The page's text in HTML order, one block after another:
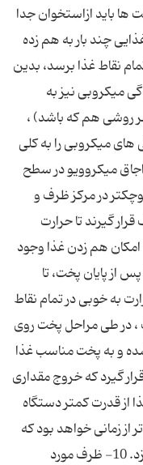
تقسیم شوند . 5- گوشت ها باید ازاستخوان جدا
غذایی چند بار به هم زده
نقاط غذا برسد، بدین
میکروبی نیز به
( به هر روشی هم که باشد) ،
میکروبی را به کلی
میکروویو در سطح
در مرکز ظرف و
گیرند تا حرارت
هم زدن غذا وجود
از پایان پخت، تا
به خوبی در تمام نقاط
ظرف ، در طی مراحل پخت روی
و به پخت مناسب غذا
گیرد که خروج مقداری
برای پخت غذا از قدرت کمتر دستگاه
زمانی خواهد بود که
دستگاه با قدرت بالا و مدت کوتاه غذا را بپزد. 10- ظرف مورد